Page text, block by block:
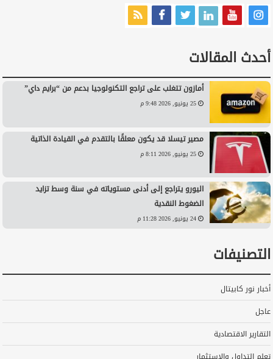
أحدث المقالات
أمازون تتغلب على تراجع التكنولوجيا بدعم من “برايم داي”
25 يونيو, 2026 9:48 م
مصير تيسلا قد يكون معلقًا بالتقدم في القيادة الذاتية
25 يونيو, 2026 8:11 م
اليورو يتراجع إلى أدنى مستوياته في سنة وسط تزايد
الضغوط النقدية
24 يونيو, 2026 11:28 م
التصنيفات
أخبار نور كابيتال
عاجل
التقارير الاقتصادية